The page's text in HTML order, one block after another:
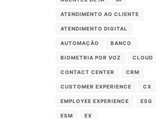
ATENDIMENTO AO CLIENTE
ATENDIMENTO DIGITAL
AUTOMAÇÃO BANCO
BIOMETRIA POR VOZ CLOUD
CONTACT CENTER CRM
CUSTOMER EXPERIENCE CX
EMPLOYEE EXPERIENCE ESG
ESM EX